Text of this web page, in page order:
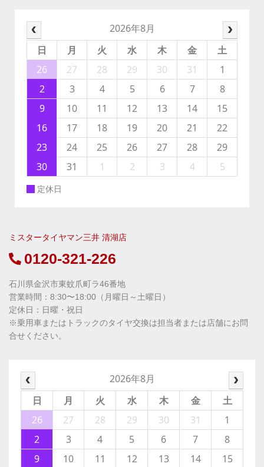
2026年8月
日
月 火 水 木 金
土
26
27 28 29 30 31
1
2
3 4 5 6 7
8
9
10 11 12 13 14
15
16
17 18 19 20 21
22
23
24 25 26 27 28
29
30
31 1 2 3 4 5
定休日
ミスタータイヤマン三井 清湖店
0120-321-226
石川県金沢市東蚊爪町ラ46番地
営業時間：8:30〜18:00（月曜日～土曜日）
定休日：日曜・祝日
※乗用車またはトラックのタイヤ交換は担当者または店舗にお問
合せください。
2026年8月
日
月 火 水 木 金
土
26
27 28 29 30 31
1
2
3 4 5 6 7
8
9
10 11 12 13 14
15